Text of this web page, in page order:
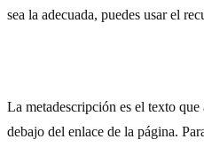
sea la adecuada, puedes usar el
La metadescripción es el texto que
debajo del enlace de la página.